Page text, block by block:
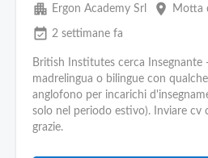
apartment Ergon Academy Srl place Motta
event_available 2 settimane fa
British Institutes cerca Insegnante
madrelingua o bilingue con
anglofono per incarichi
solo nel periodo estivo). Inviare
grazie.